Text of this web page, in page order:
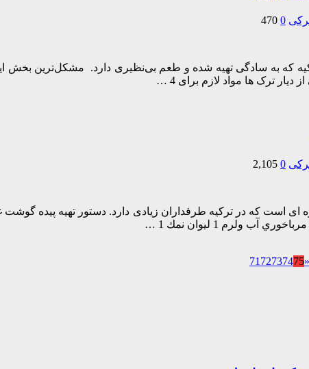
0
470
كه به سادگی تهیه شده و طعم بی‌نظیری دارد. مشكل‌ترین بخش
ترک ها مواد لازم برای 4 …
0
2,105
«
71 72737475